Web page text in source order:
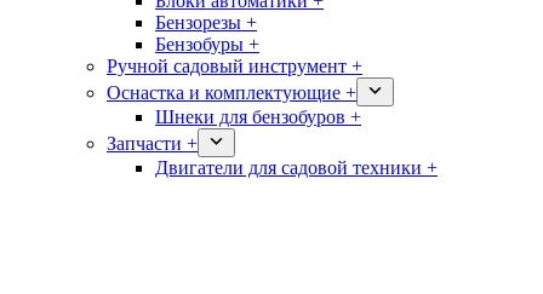
Бензорезы +
Бензобуры +
Ручной садовый инструмент +
Оснастка и комплектующие +
Шнеки для бензобуров +
Запчасти +
Двигатели для садовой техники +